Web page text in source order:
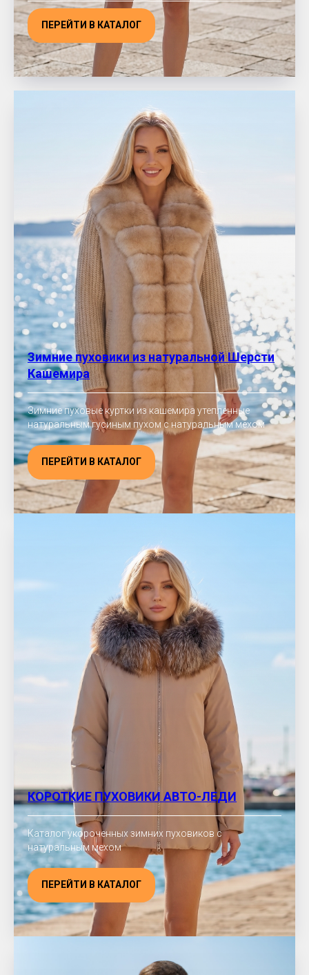
ПЕРЕЙТИ В КАТАЛОГ
Зимние пуховики из натуральной Шерсти
Кашемира
Зимние пуховые куртки из кашемира утепленные
натуральным гусиным пухом с натуральным мехом
ПЕРЕЙТИ В КАТАЛОГ
КОРОТКИЕ ПУХОВИКИ АВТО-ЛЕДИ
Каталог укороченных зимних пуховиков с
натуральным мехом
ПЕРЕЙТИ В КАТАЛОГ